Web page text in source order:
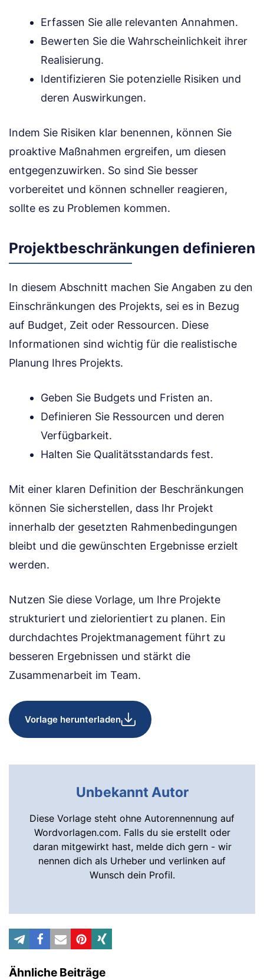
Erfassen Sie alle relevanten Annahmen.
Bewerten Sie die Wahrscheinlichkeit ihrer
Realisierung.
Identifizieren Sie potenzielle Risiken und
deren Auswirkungen.
Indem Sie Risiken klar benennen, können Sie
proaktive Maßnahmen ergreifen, um diesen
entgegenzuwirken. So sind Sie besser
vorbereitet und können schneller reagieren,
sollte es zu Problemen kommen.
Projektbeschränkungen definieren
In diesem Abschnitt machen Sie Angaben zu den
Einschränkungen des Projekts, sei es in Bezug
auf Budget, Zeit oder Ressourcen. Diese
Informationen sind wichtig für die realistische
Planung Ihres Projekts.
Geben Sie Budgets und Fristen an.
Definieren Sie Ressourcen und deren
Verfügbarkeit.
Halten Sie Qualitätsstandards fest.
Mit einer klaren Definition der Beschränkungen
können Sie sicherstellen, dass Ihr Projekt
innerhalb der gesetzten Rahmenbedingungen
bleibt und die gewünschten Ergebnisse erzielt
werden.
Nutzen Sie diese Vorlage, um Ihre Projekte
strukturiert und zielorientiert zu planen. Ein
durchdachtes Projektmanagement führt zu
besseren Ergebnissen und stärkt die
Zusammenarbeit im Team.
Vorlage herunterladen
Unbekannt Autor
Diese Vorlage steht ohne Autorennennung auf
Wordvorlagen.com. Falls du sie erstellt oder
daran mitgewirkt hast, melde dich gern - wir
nennen dich als Urheber und verlinken auf
Wunsch dein Profil.
Ähnliche Beiträge